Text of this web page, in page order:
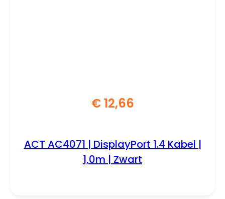
€12,66
ACT AC4071 | DisplayPort 1.4 Kabel |
1,0m | Zwart